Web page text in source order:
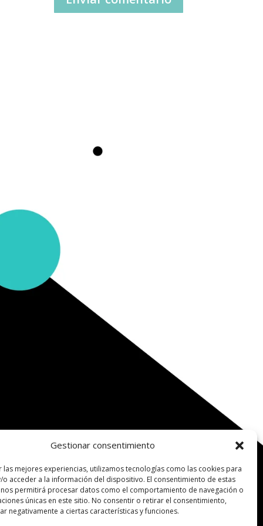
Gestionar consentimiento
las mejores experiencias, utilizamos tecnologías como las cookies para
o acceder a la información del dispositivo. El consentimiento de estas
permitirá procesar datos como el comportamiento de navegación o
únicas en este sitio. No consentir o retirar el consentimiento,
negativamente a ciertas características y funciones.